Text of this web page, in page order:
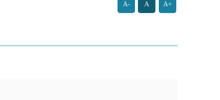
A- A A+